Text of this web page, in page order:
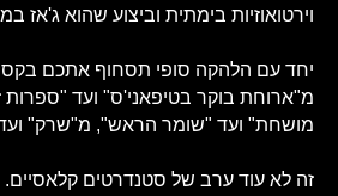
וירטואוזיות בימתית וביצוע שהוא ג'אז
יחד עם הלהקה סופי תסחוף אתכם
מ"ארוחת בוקר בטיפאני'ס" ועד "ספרות
מושחת" ועד "שומר הראש", מ"שרק" ועד
זה לא עוד ערב של סטנדרטים קלאסיים.